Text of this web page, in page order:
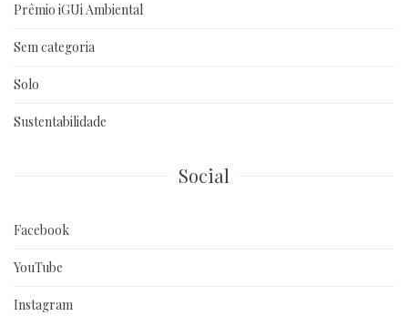
Prêmio iGUi Ambiental
Sem categoria
Solo
Sustentabilidade
Social
Facebook
YouTube
Instagram